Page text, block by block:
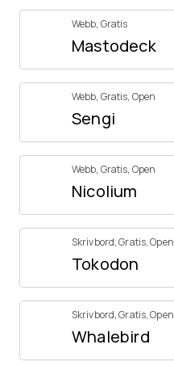
Webb, Gratis
Mastodeck
Webb, Gratis, Open
Sengi
Webb, Gratis, Open
Nicolium
Skrivbord,Gratis,Open
Tokodon
Skrivbord,Gratis,Open
Whalebird